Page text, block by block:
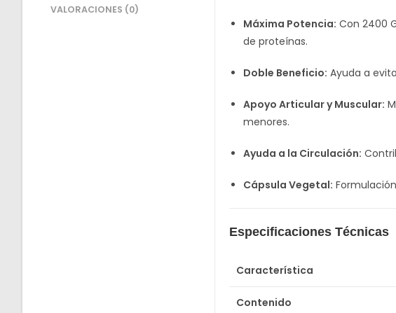
VALORACIONES (0)
Máxima Potencia: Con 2400
de proteínas.
Doble Beneficio: Ayuda a
Apoyo Articular y Muscular:
menores.
Ayuda a la Circulación:
Cápsula Vegetal:
Especificaciones Técnicas
Característica
Contenido